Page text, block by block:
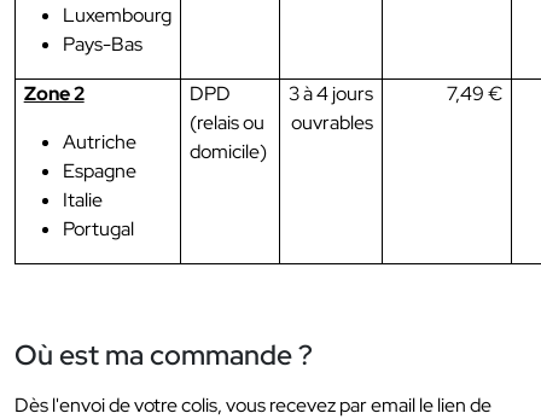
Luxembourg
Pays-Bas
Zone 2
Autriche
Espagne
Italie
Portugal
DPD
(relais ou
domicile)
3 à 4 jours
ouvrables
7,49 €
Où est ma commande ?
Dès l'envoi de votre colis, vous recevez par email le lien de